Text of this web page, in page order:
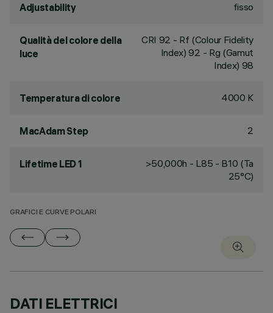
Adjustability fisso
Qualità del colore della
luce
CRI 92 - Rf (Colour Fidelity
Index) 92 - Rg (Gamut
Index) 98
Temperatura di colore 4000 K
MacAdam Step 2
Lifetime LED 1
>50,000h - L85 - B10 (Ta
25°C)
GRAFICI E CURVE POLARI
DATI ELETTRICI